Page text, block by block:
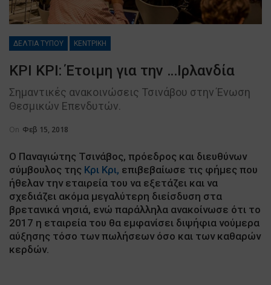
ΔΕΛΤΙΑ ΤΥΠΟΥ ΚΕΝΤΡΙΚΗ
ΚΡΙ ΚΡΙ: Έτοιμη για την …Ιρλανδία
Σημαντικές ανακοινώσεις Τσινάβου στην Ένωση
Θεσμικών Επενδυτών.
On Φεβ 15, 2018
Ο Παναγιώτης Τσινάβος, πρόεδρος και διευθύνων
σύμβουλος της Κρι Κρι, επιβεβαίωσε τις φήμες που
ήθελαν την εταιρεία του να εξετάζει και να
σχεδιάζει ακόμα μεγαλύτερη διείσδυση στα
βρετανικά νησιά, ενώ παράλληλα ανακοίνωσε ότι το
2017 η εταιρεία του θα εμφανίσει διψήφια νούμερα
αύξησης τόσο των πωλήσεων όσο και των καθαρών
κερδών.